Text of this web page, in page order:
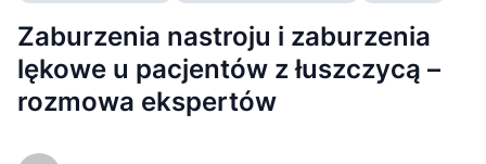
Zaburzenia nastroju i zaburzenia
lękowe u pacjentów z łuszczycą –
rozmowa ekspertów